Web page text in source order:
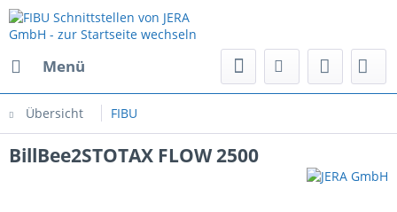
Menü
Übersicht FIBU
BillBee2STOTAX FLOW 2500